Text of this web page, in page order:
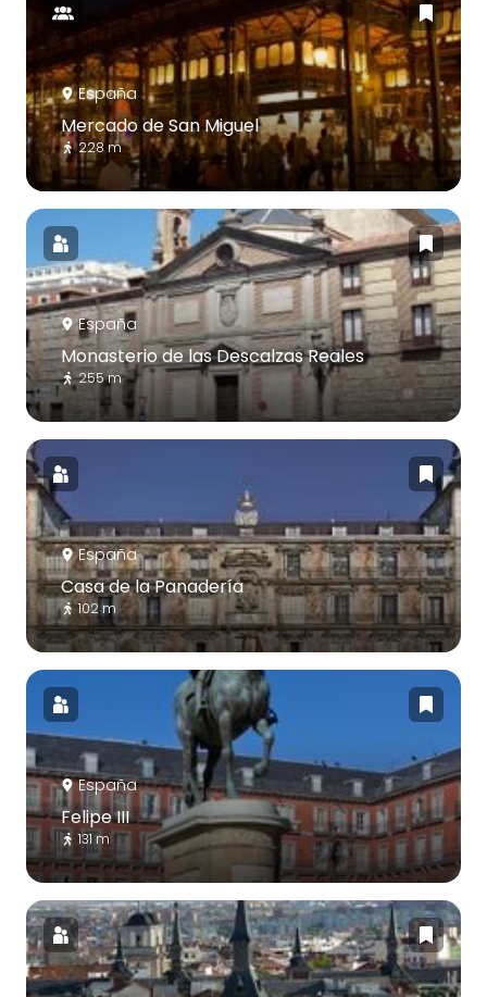
España
Mercado de San Miguel
228 m
España
Monasterio de las Descalzas Reales
255 m
España
Casa de la Panadería
102 m
España
Felipe III
131 m